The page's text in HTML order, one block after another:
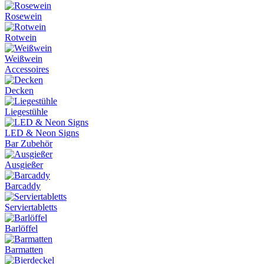
Rosewein
Rotwein
Weißwein
Accessoires
Decken
Liegestühle
LED & Neon Signs
Bar Zubehör
Ausgießer
Barcaddy
Serviertabletts
Barlöffel
Barmatten